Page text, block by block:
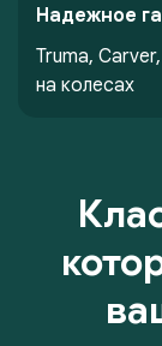
Надежное
Truma,
на колесах